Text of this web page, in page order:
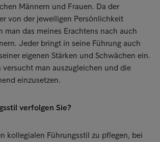
Männern und Frauen. Da der
von der jeweiligen Persönlichkeit
man das meines Erachtens nach auch
Jeder bringt in seine Führung auch
eigenen Stärken und Schwächen ein.
versucht man auszugleichen und die
einzusetzen.
verfolgen Sie?
kollegialen Führungsstil zu pflegen, bei